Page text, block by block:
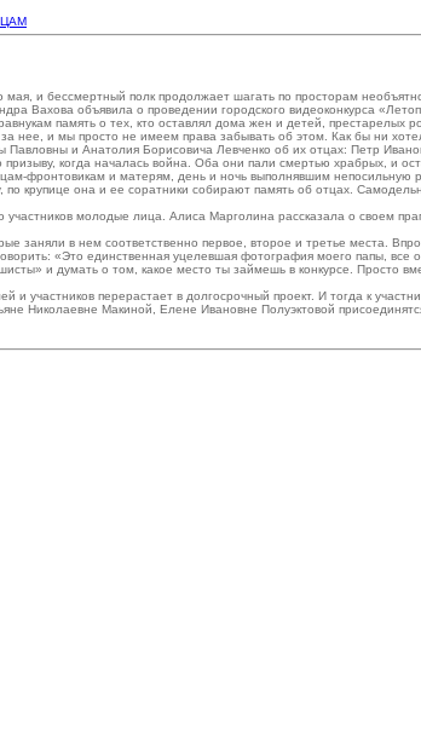
и бессмертный полк продолжает шагать по просторам
Вахова объявила о проведении городского видеоконкурса
память о тех, кто оставлял дома жен и детей,
нее, и мы просто не имеем права забывать об этом. Как бы ни
Павловны и Анатолия Борисовича Левченко об их отцах: Петр
призыву, когда началась война. Оба они пали смертью храбрых,
фронтовикам и матерям, день и ночь выполнявшим
крупице она и ее соратники собирают память об отцах.
молодые лица. Алиса Марголина рассказала о своем
заняли в нем соответственно первое, второе и третье места.
«Это единственная уцелевшая фотография моего папы,
и думать о том, какое место ты займешь в конкурсе. Просто
и участников перерастает в долгосрочный проект. И тогда к
Николаевне Макиной, Елене Ивановне Полуэктовой